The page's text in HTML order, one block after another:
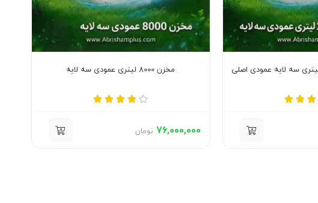
مخزن 8000 لیتری عمودی سه لایه
76,000,000 تومان